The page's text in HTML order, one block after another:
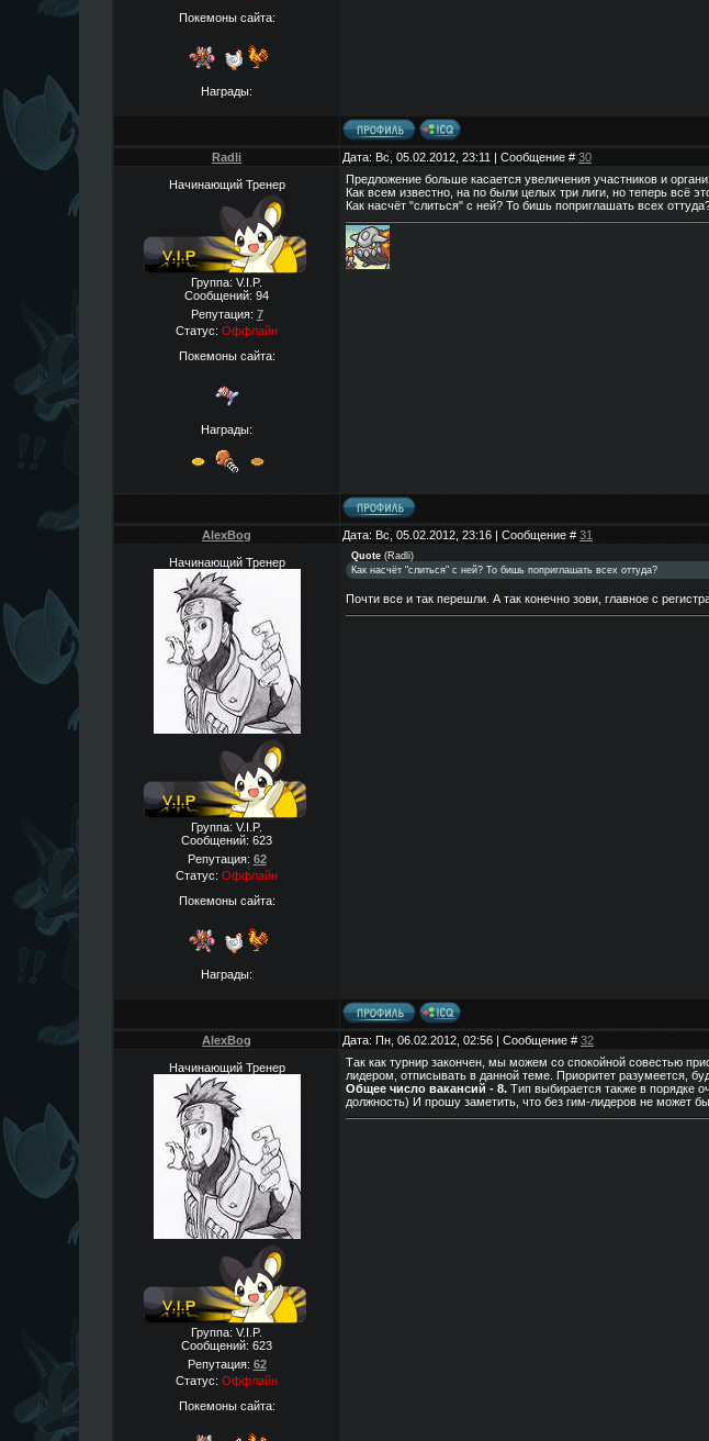
Покемоны сайта:
Награды:
Radli Дата: Вс, 05.02.2012, 23:11 | Сообщение # 30
Начинающий Тренер
Группа: V.I.P.
Сообщений: 94
Репутация: 7
Статус: Оффлайн
Покемоны сайта:
Награды:
Предложение больше касается увеличения участников и
Как всем известно, на по были целых три лиги, но теперь всё
Как насчёт "слиться" с ней? То бишь поприглашать всех
AlexBog Дата: Вс, 05.02.2012, 23:16 | Сообщение # 31
Начинающий Тренер
Группа: V.I.P.
Сообщений: 623
Репутация: 62
Статус: Оффлайн
Покемоны сайта:
Награды:
Quote (Radli)
Как насчёт "слиться" с ней? То бишь поприглашать всех оттуда?
Почти все и так перешли. А так конечно зови, главное с
AlexBog Дата: Пн, 06.02.2012, 02:56 | Сообщение # 32
Начинающий Тренер
Группа: V.I.P.
Сообщений: 623
Репутация: 62
Статус: Оффлайн
Покемоны сайта:
Так как турнир закончен, мы можем со спокойной совестью
лидером, отписывать в данной теме. Приоритет разумеется,
Общее число вакансий - 8. Тип выбирается также в порядке
должность) И прошу заметить, что без гим-лидеров не может